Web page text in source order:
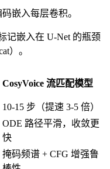
嵌入每层卷积。
记嵌入在 U-Net 的瓶颈
）。
​​CosyVoice 流匹配模型
​​10-15 步​​（提速 3-5 倍）
ODE 路径平滑，​​收敛更
快​​
​掩码频谱 + CFG​​ 增强鲁